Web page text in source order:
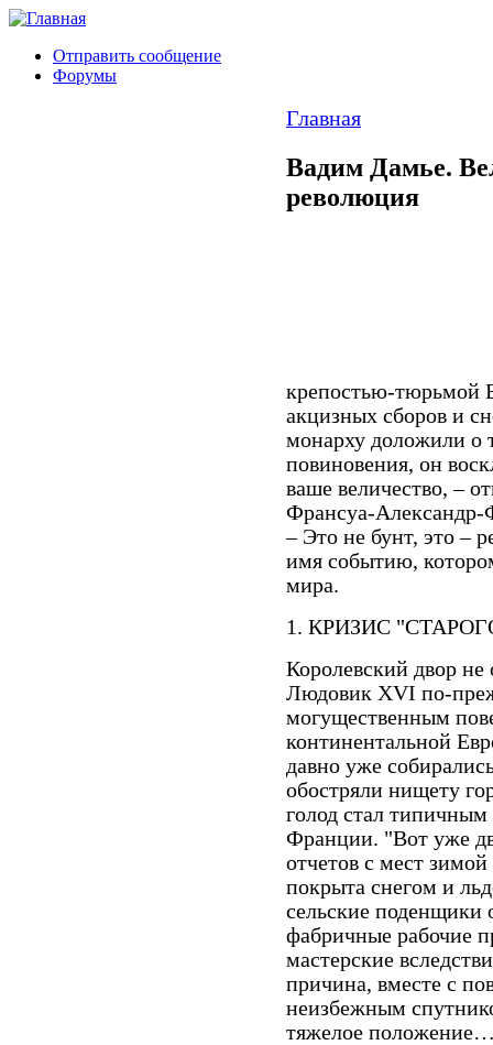
Отправить сообщение
Форумы
Главная
Вадим Дамье.
революция
крепостью-тюрьмой
акцизных сборов и
монарху доложили о
повиновения, он
ваше величество, –
Франсуа-
– Это не бунт, это –
имя событию,
мира.
1. КРИЗИС
Королевский двор не
Людовик XVI по-
могущественным
континентальной
давно уже
обостряли нищету
голод стал
Франции. "Вот уже
отчетов с мест
покрыта снегом и
сельские поденщики
фабричные рабочие
мастерские
причина, вместе с
неизбежным
тяжелое